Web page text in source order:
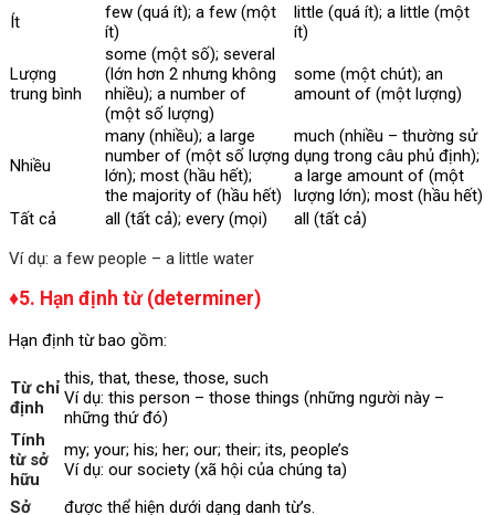
Ít
few (quá ít); a few (một
ít)
little (quá ít); a little (một
ít)
Lượng
trung bình
some (một số); several
(lớn hơn 2 nhưng không
nhiều); a number of
(một số lượng)
some (một chút); an
amount of (một lượng)
Nhiều
many (nhiều); a large
number of (một số lượng
lớn); most (hầu hết);
the majority of (hầu hết)
much (nhiều – thường sử
dụng trong câu phủ định);
a large amount of (một
lượng lớn); most (hầu hết)
Tất cả
all (tất cả); every (mọi)
all (tất cả)
Ví dụ: a few people – a little water
♦5. Hạn định từ (determiner)
Hạn định từ bao gồm:
Từ chỉ
định
this, that, these, those, such
Ví dụ: this person – those things (những người này –
những thứ đó)
Tính
từ sở
hữu
my; your; his; her; our; their; its, people’s
Ví dụ: our society (xã hội của chúng ta)
Sở
được thể hiện dưới dạng danh từ’s.